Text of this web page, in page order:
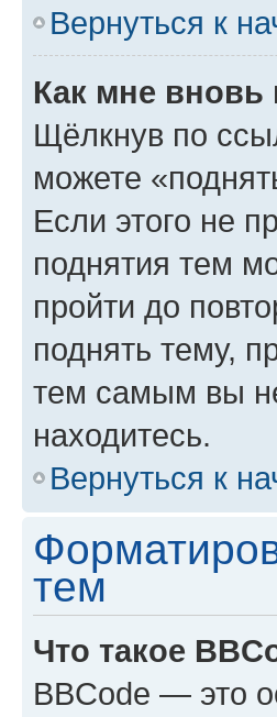
Вернуться к
Как мне
Щёлкнув по
можете
Если этого не
поднятия тем
пройти до
поднять тему,
тем самым вы
находитесь.
Вернуться к
тем
Что такое
BBCode — это